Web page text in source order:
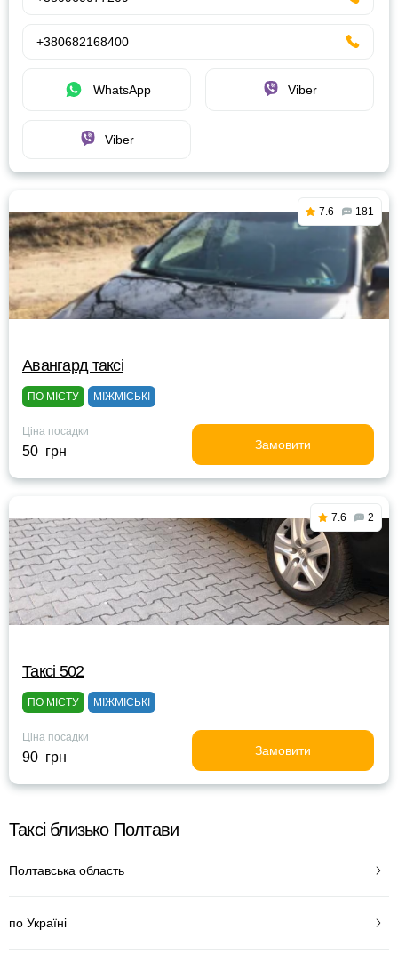
+380682168400
WhatsApp Viber
Viber
7.6 181
Авангард таксі
ПО МІСТУ МІЖМІСЬКІ
Ціна посадки
50 грн Замовити
7.6 2
Таксі 502
ПО МІСТУ МІЖМІСЬКІ
Ціна посадки
90 грн Замовити
Таксі близько Полтави
Полтавська область
по Україні